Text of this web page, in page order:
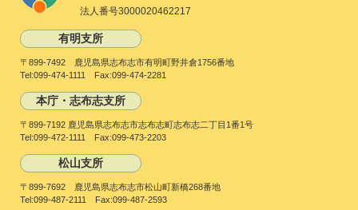
法人番号3000020462217
有明支所
〒899-7492 鹿児島県志布志市有明町野井倉1756番地
Tel:099-474-1111 Fax:099-474-2281
本庁・志布志支所
〒899-7192 鹿児島県志布志市志布志町志布志二丁目1番1号
Tel:099-472-1111 Fax:099-473-2203
松山支所
〒899-7692 鹿児島県志布志市松山町新橋268番地
Tel:099-487-2111 Fax:099-487-2593